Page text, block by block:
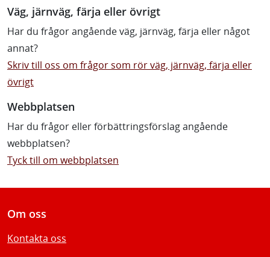
Väg, järnväg, färja eller övrigt
Har du frågor angående väg, järnväg, färja eller något
annat?
Skriv till oss om frågor som rör väg, järnväg, färja eller
övrigt
Webbplatsen
Har du frågor eller förbättringsförslag angående
webbplatsen?
Tyck till om webbplatsen
Om oss
Kontakta oss